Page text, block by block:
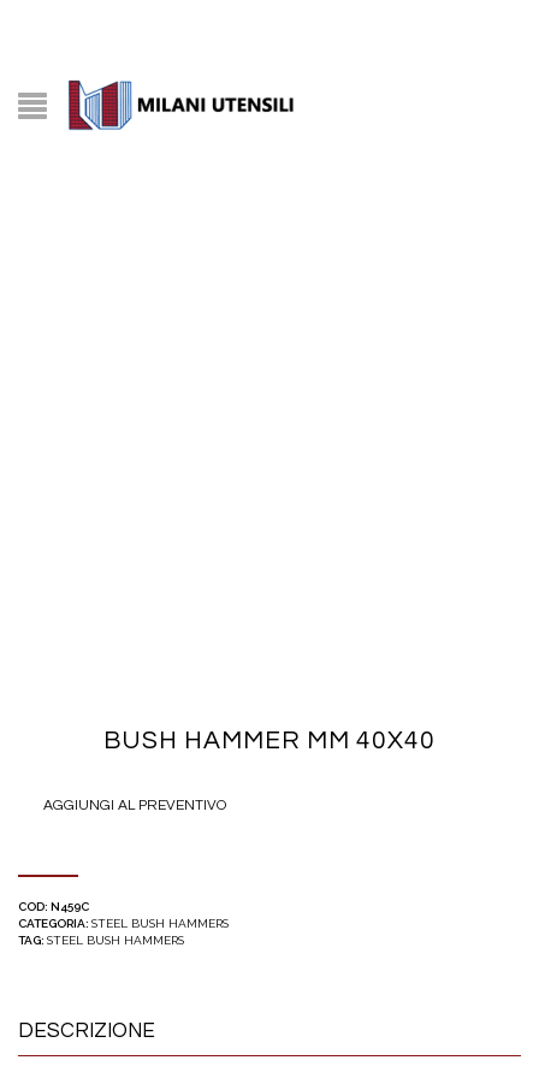
BUSH HAMMER MM 40X40
AGGIUNGI AL PREVENTIVO
COD: N459C
CATEGORIA: STEEL BUSH HAMMERS
TAG: STEEL BUSH HAMMERS
DESCRIZIONE